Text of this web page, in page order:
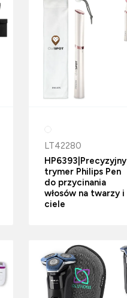
LT42280
HP6393|Precyzyjny
trymer Philips Pen
do przycinania
włosów na twarzy i
ciele